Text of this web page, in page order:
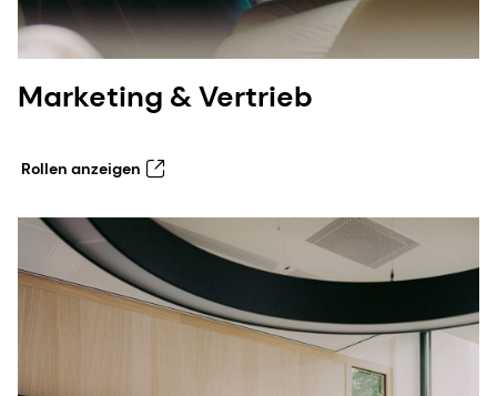
Marketing & Vertrieb
Rollen anzeigen